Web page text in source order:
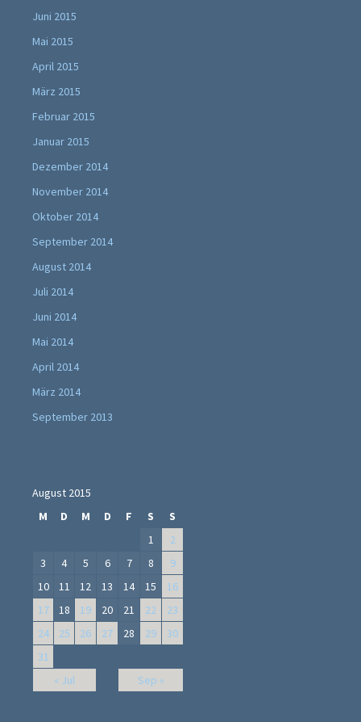
Juni 2015
Mai 2015
April 2015
März 2015
Februar 2015
Januar 2015
Dezember 2014
November 2014
Oktober 2014
September 2014
August 2014
Juli 2014
Juni 2014
Mai 2014
April 2014
März 2014
September 2013
August 2015
M
D M D F S S
« Jul Sep »
1
2
3
4 5 6 7 8
9
10
11 12 13 14 15
16
17
18 19 20 21 22
23
24
25 26 27 28 29
30
31